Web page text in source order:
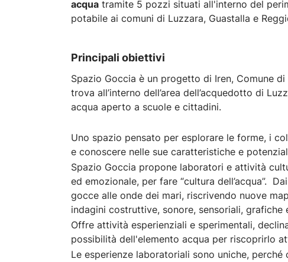
acqua tramite 5 pozzi situati all'interno del
potabile ai comuni di Luzzara, Guastalla e
Principali obiettivi
Spazio Goccia è un progetto di Iren, Comune di
trova all’interno dell’area dell’acquedotto di
acqua aperto a scuole e cittadini.
Uno spazio pensato per esplorare le forme, i
e conoscere nelle sue caratteristiche e
Spazio Goccia propone laboratori e attività
ed emozionale, per fare “cultura dell’acqua”.
gocce alle onde dei mari, riscrivendo nuove
indagini costruttive, sonore, sensoriali, grafiche
Offre attività esperienziali e sperimentali,
possibilità dell'elemento acqua per riscoprirlo
Le esperienze laboratoriali sono uniche,